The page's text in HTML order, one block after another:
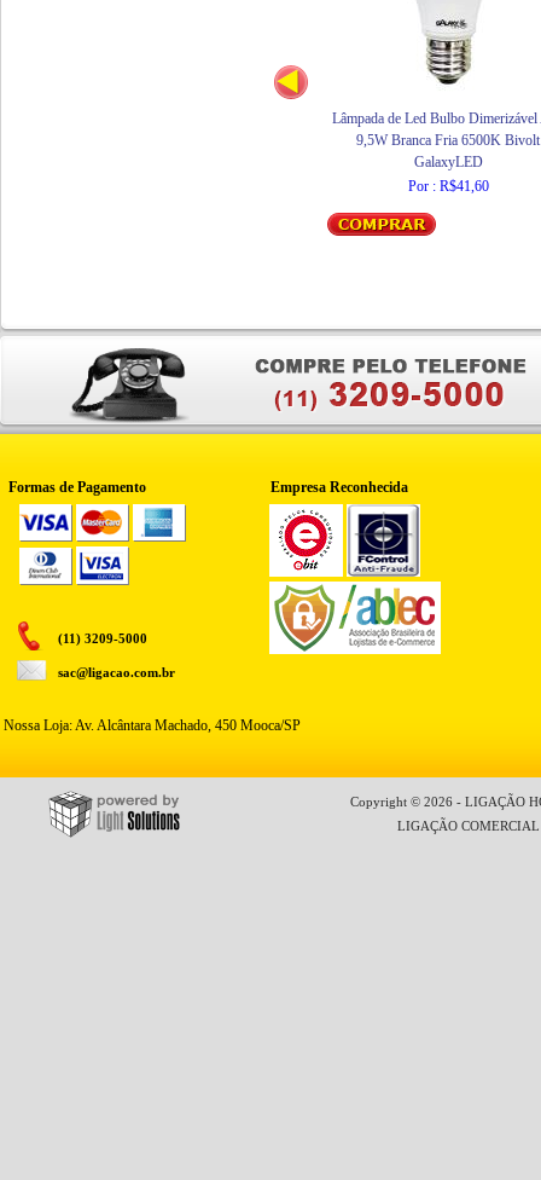
Lâmpada de Led Bulbo Dimerizável
9,5W Branca Fria 6500K Bivolt
GalaxyLED
Por : R$41,60
Formas de Pagamento Empresa Reconhecida
(11) 3209-5000
sac@ligacao.com.br
Nossa Loja: Av. Alcântara Machado, 450 Mooca/SP
Copyright © 2026 - LIGAÇÃO
LIGAÇÃO